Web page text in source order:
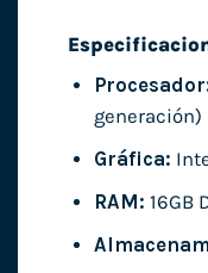
generación)
Gráfica:
RAM: 16GB